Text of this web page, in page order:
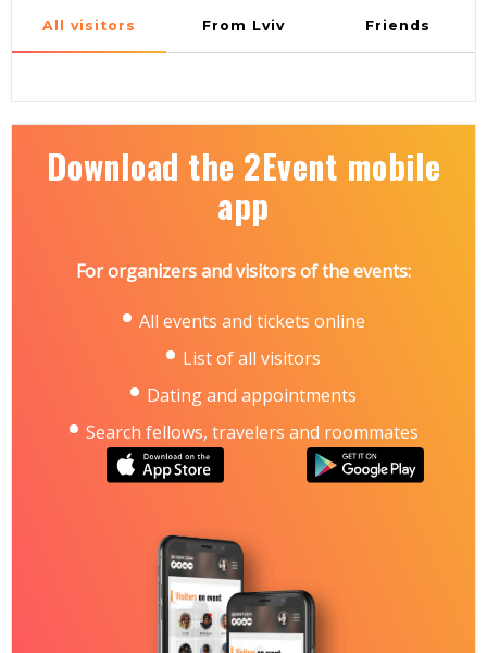
потенціалу українських підприємств, що
Місце проведення:
Броварський проспект, 15, станція метро
https://www.iec-expo.com.ua/mining-2026.html
All visitors From Lviv Friends
Download the 2Event mobile
app
For organizers and visitors of the events:
All events and tickets online
List of all visitors
Dating and appointments
Search fellows, travelers and roommates